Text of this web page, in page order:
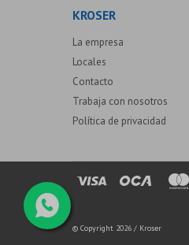
KROSER
La empresa
Locales
Contacto
Trabaja con nosotros
Política de privacidad
© Copyright 2026 / Kroser